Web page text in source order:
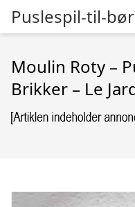
Puslespil-til-
Moulin Roty –
Brikker – Le